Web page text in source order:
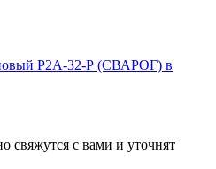
Р2А-32-Р (СВАРОГ) в
свяжутся с вами и уточнят